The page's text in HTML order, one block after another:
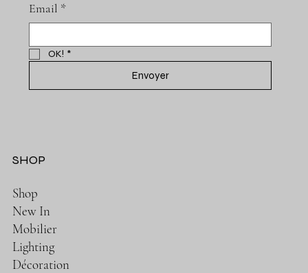
Email *
OK! *
Envoyer
SHOP
Shop
New In
Mobilier
Lighting
Décoration